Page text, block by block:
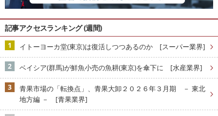
記事アクセスランキング (週間)
イトーヨーカ堂(東京)は復活しつつあるのか [スーパー業界]
ベイシア(群馬)が鮮魚小売の魚耕(東京)を傘下に [水産業界]
青果市場の「転換点」、青果大卸２０２６年３月期 － 東北
地方編 － [青果業界]